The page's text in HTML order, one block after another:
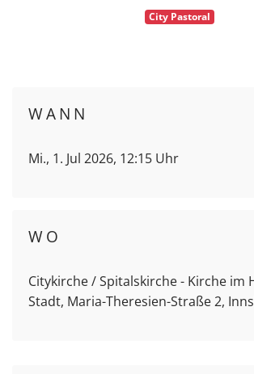
City Pastoral
WANN
Mi., 1. Jul 2026, 12:15 Uhr
WO
Citykirche / Spitalskirche - Kirche im
Stadt, Maria-Theresien-Straße 2,